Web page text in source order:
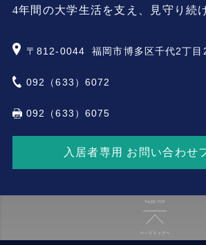
4年間の大学生活を支え、見守り続
〒812-0044 福岡市博多区千代2丁
092（633）6072
092（633）6075
入居者専用 お問い合わせ